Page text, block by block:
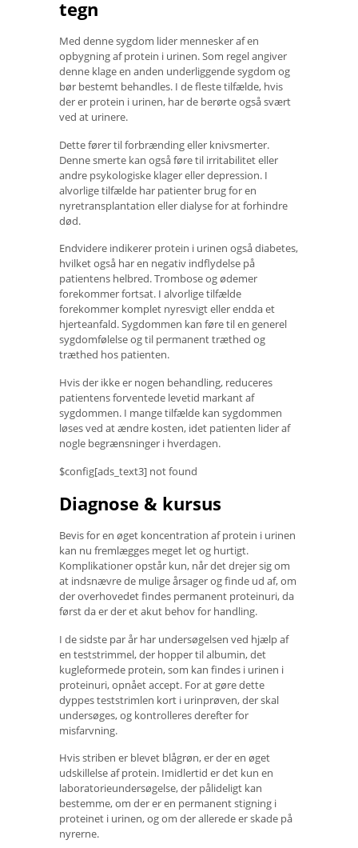
tegn
Med denne sygdom lider mennesker af en
opbygning af protein i urinen. Som regel angiver
denne klage en anden underliggende sygdom og
bør bestemt behandles. I de fleste tilfælde, hvis
der er protein i urinen, har de berørte også svært
ved at urinere.
Dette fører til forbrænding eller knivsmerter.
Denne smerte kan også føre til irritabilitet eller
andre psykologiske klager eller depression. I
alvorlige tilfælde har patienter brug for en
nyretransplantation eller dialyse for at forhindre
død.
Endvidere indikerer protein i urinen også diabetes,
hvilket også har en negativ indflydelse på
patientens helbred. Trombose og ødemer
forekommer fortsat. I alvorlige tilfælde
forekommer komplet nyresvigt eller endda et
hjerteanfald. Sygdommen kan føre til en generel
sygdomfølelse og til permanent træthed og
træthed hos patienten.
Hvis der ikke er nogen behandling, reduceres
patientens forventede levetid markant af
sygdommen. I mange tilfælde kan sygdommen
løses ved at ændre kosten, idet patienten lider af
nogle begrænsninger i hverdagen.
$config[ads_text3] not found
Diagnose & kursus
Bevis for en øget koncentration af protein i urinen
kan nu fremlægges meget let og hurtigt.
Komplikationer opstår kun, når det drejer sig om
at indsnævre de mulige årsager og finde ud af, om
der overhovedet findes permanent proteinuri, da
først da er der et akut behov for handling.
I de sidste par år har undersøgelsen ved hjælp af
en teststrimmel, der hopper til albumin, det
kugleformede protein, som kan findes i urinen i
proteinuri, opnået accept. For at gøre dette
dyppes teststrimlen kort i urinprøven, der skal
undersøges, og kontrolleres derefter for
misfarvning.
Hvis striben er blevet blågrøn, er der en øget
udskillelse af protein. Imidlertid er det kun en
laboratorieundersøgelse, der pålideligt kan
bestemme, om der er en permanent stigning i
proteinet i urinen, og om der allerede er skade på
nyrerne.